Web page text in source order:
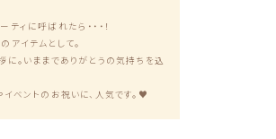
イテムとして。
。いままでありがとうの気持ちを込
ベントのお祝いに、人気です。♥